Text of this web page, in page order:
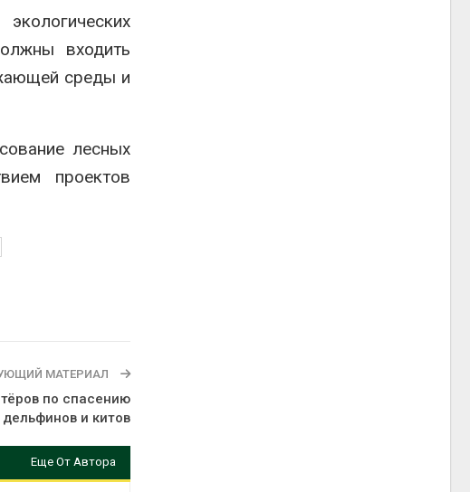
входить
среды и
лесных
проектов
МАТЕРИАЛ
по спасению
дельфинов и китов
Еще От Автора